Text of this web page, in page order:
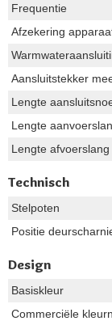
Frequentie
Afzekering
Aansluitstekker
Lengte
Lengte
Lengte afvoerslang
Technisch
Stelpoten
Positie
Design
Basiskleur
Commerciële